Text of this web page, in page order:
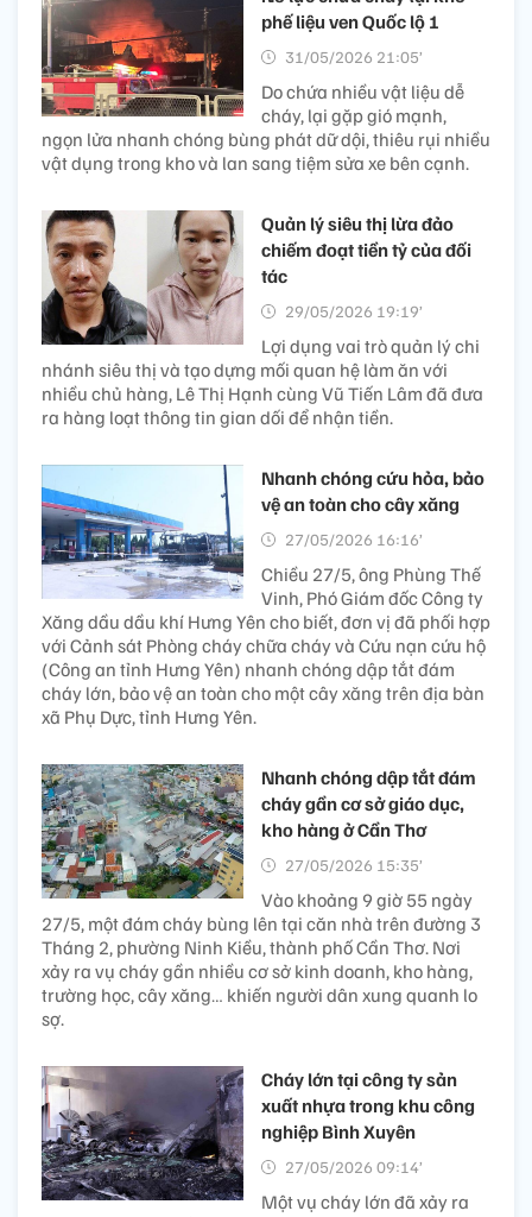
phế liệu ven Quốc lộ 1
31/05/2026 21:05’
Do chứa nhiều vật liệu dễ
cháy, lại gặp gió mạnh,
ngọn lửa nhanh chóng bùng phát dữ dội, thiêu rụi nhiều
vật dụng trong kho và lan sang tiệm sửa xe bên cạnh.
Quản lý siêu thị lừa đảo
chiếm đoạt tiền tỷ của đối
tác
29/05/2026 19:19’
Lợi dụng vai trò quản lý chi
nhánh siêu thị và tạo dựng mối quan hệ làm ăn với
nhiều chủ hàng, Lê Thị Hạnh cùng Vũ Tiến Lâm đã đưa
ra hàng loạt thông tin gian dối để nhận tiền.
Nhanh chóng cứu hỏa, bảo
vệ an toàn cho cây xăng
27/05/2026 16:16’
Chiều 27/5, ông Phùng Thế
Vinh, Phó Giám đốc Công ty
Xăng dầu dầu khí Hưng Yên cho biết, đơn vị đã phối hợp
với Cảnh sát Phòng cháy chữa cháy và Cứu nạn cứu hộ
(Công an tỉnh Hưng Yên) nhanh chóng dập tắt đám
cháy lớn, bảo vệ an toàn cho một cây xăng trên địa bàn
xã Phụ Dực, tỉnh Hưng Yên.
Nhanh chóng dập tắt đám
cháy gần cơ sở giáo dục,
kho hàng ở Cần Thơ
27/05/2026 15:35’
Vào khoảng 9 giờ 55 ngày
27/5, một đám cháy bùng lên tại căn nhà trên đường 3
Tháng 2, phường Ninh Kiều, thành phố Cần Thơ. Nơi
xảy ra vụ cháy gần nhiều cơ sở kinh doanh, kho hàng,
trường học, cây xăng… khiến người dân xung quanh lo
sợ.
Cháy lớn tại công ty sản
xuất nhựa trong khu công
nghiệp Bình Xuyên
27/05/2026 09:14’
Một vụ cháy lớn đã xảy ra